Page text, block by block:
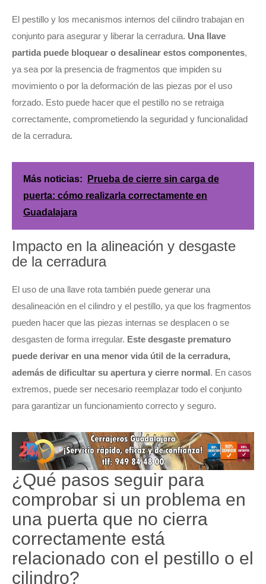
El pestillo y los mecanismos internos del cilindro trabajan en
conjunto para asegurar y liberar la cerradura. Una llave
partida puede bloquear o desalinear estos componentes,
ya sea por la presencia de fragmentos que impiden su
movimiento o por la deformación de las piezas por el uso
forzado. Esto puede hacer que el pestillo no se retraiga
correctamente, comprometiendo la seguridad y funcionalidad
de la cerradura.
Más noticias:
Prueba de cierre sin carga de
puerta: cómo realizarla correctamente en
Guadalajara
Impacto en la alineación y desgaste
de la cerradura
El uso de una llave rota también puede generar una
desalineación en el cilindro y el pestillo, ya que los fragmentos
pueden hacer que las piezas internas se desplacen o se
desgasten de forma irregular. Este desgaste prematuro
puede derivar en una menor vida útil de la cerradura,
además de dificultar su apertura y cierre normal. En casos
extremos, puede ser necesario reemplazar todo el conjunto
para garantizar un funcionamiento correcto y seguro.
¿Qué pasos seguir para
comprobar si un problema en
una puerta que no cierra
correctamente está
relacionado con el pestillo o el
cilindro?